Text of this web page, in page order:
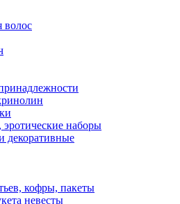
волос
эротические наборы
декоративные
кофры, пакеты
невесты